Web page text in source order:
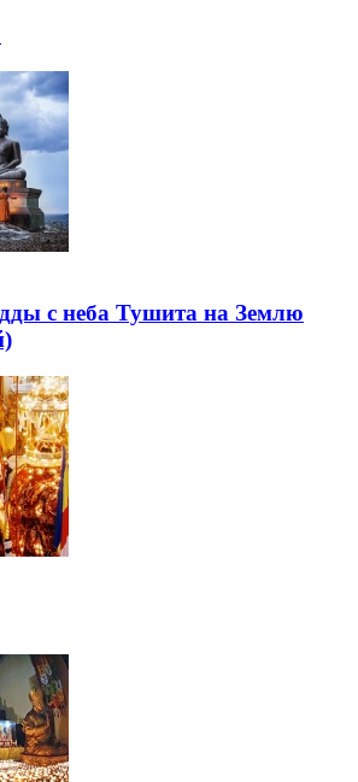
с неба Тушита на Землю